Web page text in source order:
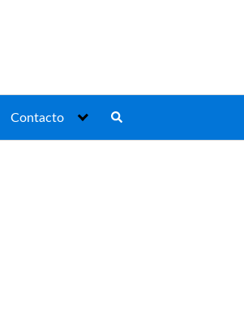
Contacto